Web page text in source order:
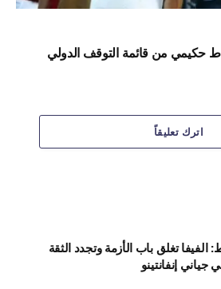
حكيمي من قائمة التوقف الدولي
اترك تعليقاً
الفيفا تغلق باب الأزمة وتجدد الثقة
جياني إنفانتينو